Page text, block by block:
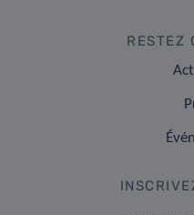
RESTEZ